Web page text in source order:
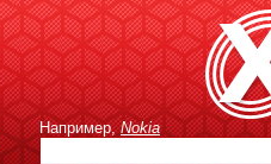
Например, Nokia